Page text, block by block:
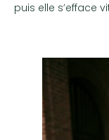
puis elle s’efface